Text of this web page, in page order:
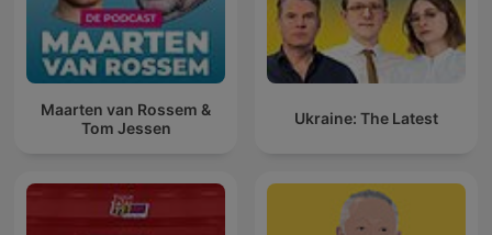
Maarten van Rossem &
Tom Jessen
Ukraine: The Latest